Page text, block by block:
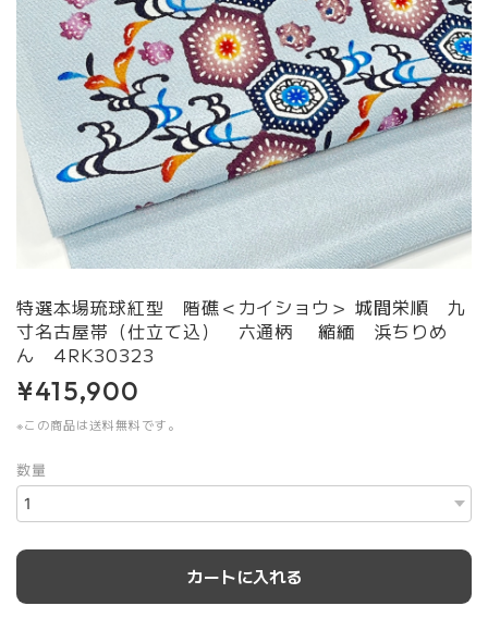
特選本場琉球紅型 階礁＜カイショウ＞ 城間栄順 九
寸名古屋帯（仕立て込） 六通柄 縮緬 浜ちりめ
ん 4RK30323
¥415,900
※この商品は送料無料です。
数量
カートに入れる